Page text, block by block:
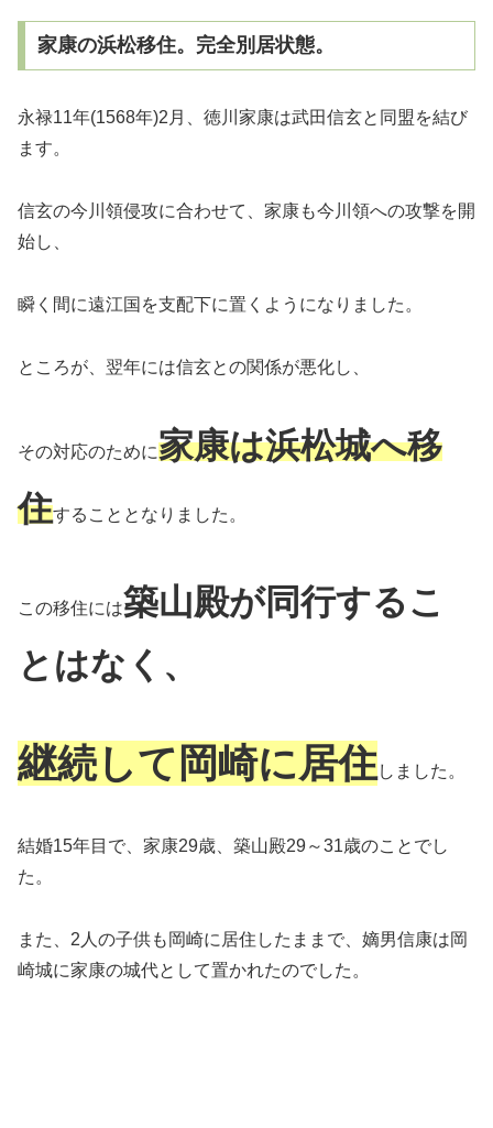
家康の浜松移住。完全別居状態。
永禄11年(1568年)2月、徳川家康は武田信玄と同盟を結び
ます。
信玄の今川領侵攻に合わせて、家康も今川領への攻撃を開
始し、
瞬く間に遠江国を支配下に置くようになりました。
ところが、翌年には信玄との関係が悪化し、
その対応のために家康は浜松城へ移
住することとなりました。
この移住には築山殿が同行するこ
とはなく 、
継続して岡崎に居住しました。
結婚15年目で、家康29歳、築山殿29～31歳のことでし
た。
また、2人の子供も岡崎に居住したままで、嫡男信康は岡
崎城に家康の城代として置かれたのでした。